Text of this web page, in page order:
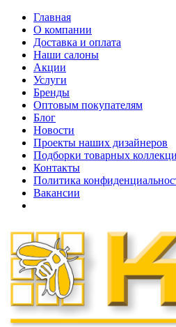
Главная
О компании
Доставка и оплата
Наши cалоны
Акции
Услуги
Бренды
Оптовым покупателям
Блог
Новости
Проекты наших дизайнеров
Подборки товарных
Контакты
Политика
Вакансии